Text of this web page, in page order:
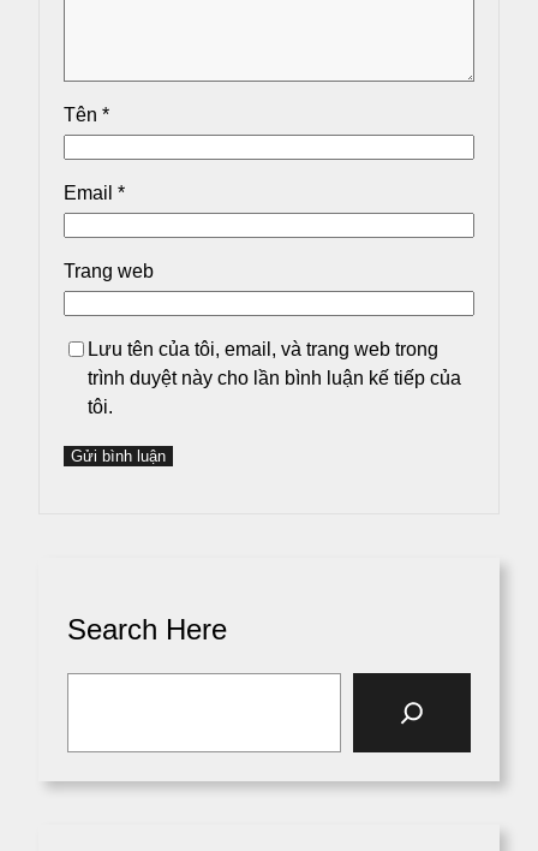
Tên *
Email *
Trang web
Lưu tên của tôi, email, và trang web trong
trình duyệt này cho lần bình luận kế tiếp của
tôi.
Search Here